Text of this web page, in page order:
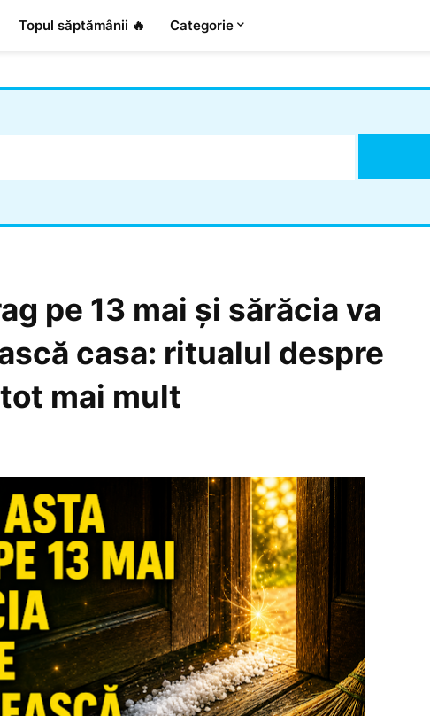
Topul săptămânii 🔥 Categorie
pe 13 mai și sărăcia va
casa: ritualul despre
mai mult